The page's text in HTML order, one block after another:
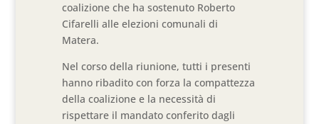
coalizione che ha sostenuto Roberto
Cifarelli alle elezioni comunali di
Matera.
Nel corso della riunione, tutti i presenti
hanno ribadito con forza la compattezza
della coalizione e la necessità di
rispettare il mandato conferito dagli